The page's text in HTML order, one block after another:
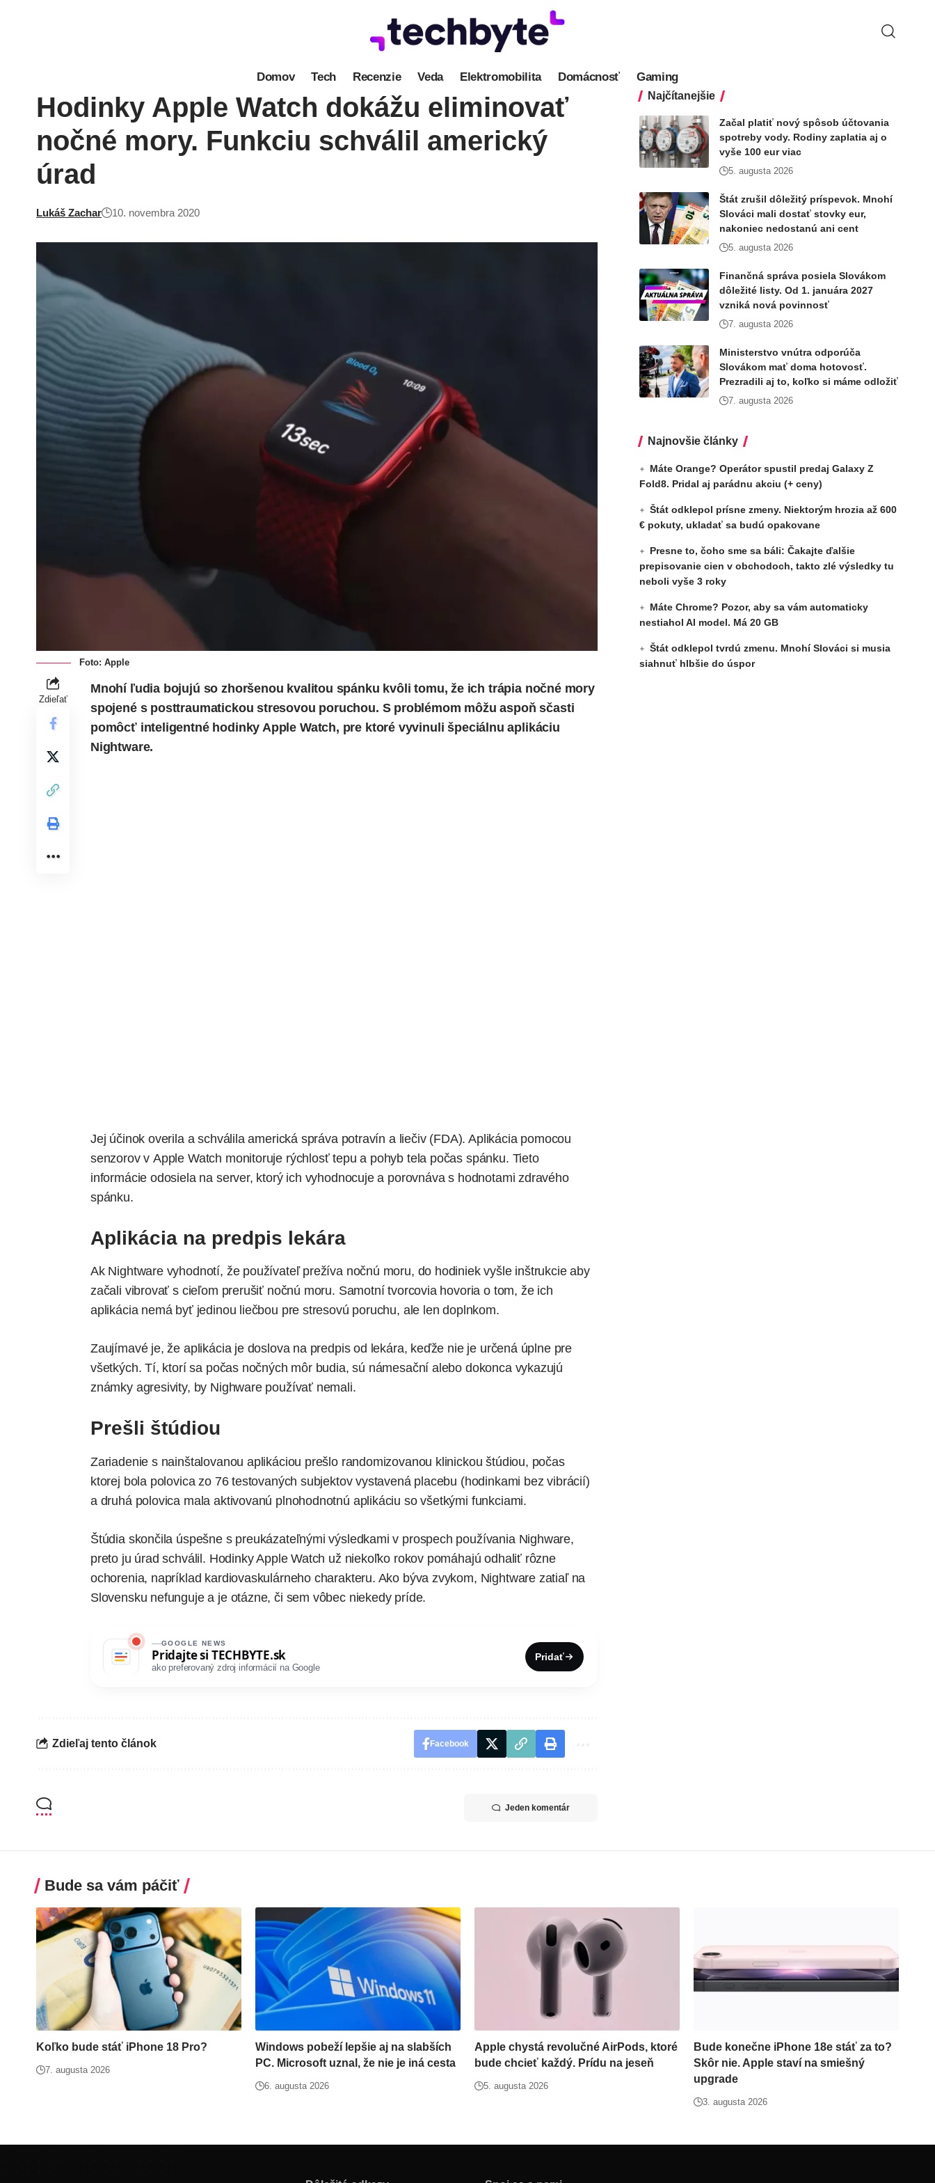
Domov Tech Recenzie Veda Elektromobilita Domácnosť Gaming
Hodinky Apple Watch dokážu eliminovať
nočné mory. Funkciu schválil americký
úrad
Lukáš Zachar 10. novembra 2020
Foto: Apple
Zdieľať
Mnohí ľudia bojujú so zhoršenou kvalitou spánku kvôli tomu, že ich trápia nočné mory
spojené s posttraumatickou stresovou poruchou. S problémom môžu aspoň sčasti
pomôcť inteligentné hodinky Apple Watch, pre ktoré vyvinuli špeciálnu aplikáciu
Nightware.
Jej účinokoverila a schválilaamerická správa potravín a liečiv (FDA). Aplikácia pomocou
senzorov v Apple Watch monitoruje rýchlosť tepu a pohyb tela počas spánku. Tieto
informácie odosiela na server, ktorý ich vyhodnocuje a porovnáva s hodnotami zdravého
spánku.
Aplikácia na predpis lekára
Ak Nightware vyhodnotí, že používateľ prežíva nočnú moru, do hodiniek vyšle inštrukcie aby
začali vibrovať s cieľom prerušiť nočnú moru. Samotní tvorcovia hovoria o tom, že ich
aplikácia nemá byť jedinou liečbou pre stresovú poruchu, ale len doplnkom.
Zaujímavé je, že aplikácia je doslova na predpis od lekára, keďže nie je určená úplne pre
všetkých. Tí, ktorí sa počas nočných môr budia, sú námesační alebo dokonca vykazujú
známky agresivity, by Nighware používať nemali.
Prešli štúdiou
Zariadenie s nainštalovanou aplikáciou prešlo randomizovanou klinickou štúdiou, počas
ktorej bola polovica zo 76 testovaných subjektov vystavená placebu (hodinkami bez vibrácií)
a druhá polovica mala aktivovanú plnohodnotnú aplikáciu so všetkými funkciami.
Štúdia skončila úspešne s preukázateľnými výsledkami v prospech používania Nighware,
preto ju úrad schválil. Hodinky Apple Watch už niekoľko rokov pomáhajú odhaliť rôzne
ochorenia, napríklad kardiovaskulárneho charakteru. Ako býva zvykom, Nightware zatiaľ na
Slovensku nefunguje a je otázne, či sem vôbec niekedy príde.
GOOGLE NEWS
Pridajte si TECHBYTE.sk
ako preferovaný zdroj informácií na Google
Pridať
Zdieľaj tento článok Facebook
Jeden komentár
Najčítanejšie
Začal platiť nový spôsob účtovania
spotreby vody. Rodiny zaplatia aj o
vyše 100 eur viac
5. augusta 2026
Štát zrušil dôležitý príspevok. Mnohí
Slováci mali dostať stovky eur,
nakoniec nedostanú ani cent
5. augusta 2026
Finančná správa posiela Slovákom
dôležité listy. Od 1. januára 2027
vzniká nová povinnosť
7. augusta 2026
Ministerstvo vnútra odporúča
Slovákom mať doma hotovosť.
Prezradili aj to, koľko si máme odložiť
7. augusta 2026
Najnovšie články
Máte Orange? Operátor spustil predaj Galaxy Z
Fold8. Pridal aj parádnu akciu (+ ceny)
Štát odklepol prísne zmeny. Niektorým hrozia až 600
€ pokuty, ukladať sa budú opakovane
Presne to, čoho sme sa báli: Čakajte ďalšie
prepisovanie cien v obchodoch, takto zlé výsledky tu
neboli vyše 3 roky
Máte Chrome? Pozor, aby sa vám automaticky
nestiahol AI model. Má 20 GB
Štát odklepol tvrdú zmenu. Mnohí Slováci si musia
siahnuť hlbšie do úspor
Bude sa vám páčiť
Koľko bude stáť iPhone 18 Pro?
7. augusta 2026
Windows pobeží lepšie aj na slabších
PC. Microsoft uznal, že nie je iná cesta
6. augusta 2026
Apple chystá revolučné AirPods, ktoré
bude chcieť každý. Prídu na jeseň
5. augusta 2026
Bude konečne iPhone 18e stáť za to?
Skôr nie. Apple staví na smiešný
upgrade
3. augusta 2026